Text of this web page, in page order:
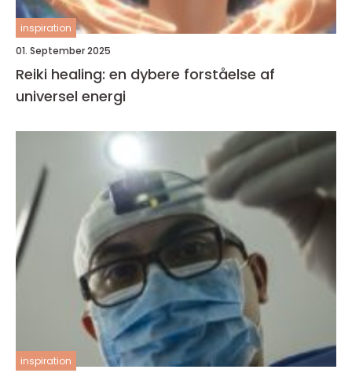
inspiration
01. September 2025
Reiki healing: en dybere forståelse af
universel energi
inspiration